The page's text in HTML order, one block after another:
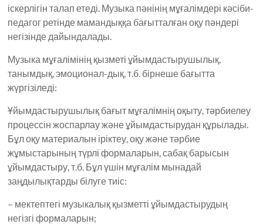
іскерлігін талап етеді. Музыка пәнінің мұғалімдері кәсіби-
педагог ретінде мамандыққа бағытталған оқу пәндері
негізінде дайындалады.
Музыка мұғалімінің қызметі ұйымдастырушылық,
танымдық, эмоционал-дық, т.б. бірнеше бағытта
жүргізіледі:
Ұйымдастырушылық бағыт мұғалімнің оқыту, тәрбиелеу
процессін жоспарлау және ұйымдастырудан құрылады.
Бұл оқу материалын іріктеу, оқу және тәрбие
жұмыстарының түрлі формаларын, сабақ барысын
ұйымдастыру, т.б. Бұл үшін мұғалім мынадай
заңдылықтарды білуге тиіс:
– мектептегі музыкалық қызметті ұйымдастырудың
негізгі формаларын;